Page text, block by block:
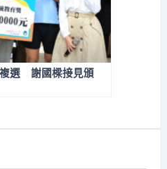
選 謝國樑接見頒